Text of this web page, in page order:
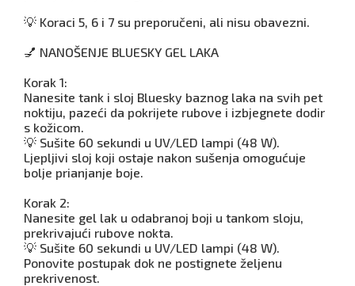
💡 Koraci 5, 6 i 7 su preporučeni, ali nisu obavezni.
💅 NANOŠENJE BLUESKY GEL LAKA
Korak 1:
Nanesite tank i sloj Bluesky baznog laka na svih pet
noktiju, pazeći da pokrijete rubove i izbjegnete dodir
s kožicom.
💡 Sušite 60 sekundi u UV/LED lampi (48 W).
Ljepljivi sloj koji ostaje nakon sušenja omogućuje
bolje prianjanje boje.
Korak 2:
Nanesite gel lak u odabranoj boji u tankom sloju,
prekrivajući rubove nokta.
💡 Sušite 60 sekundi u UV/LED lampi (48 W).
Ponovite postupak dok ne postignete željenu
prekrivenost.